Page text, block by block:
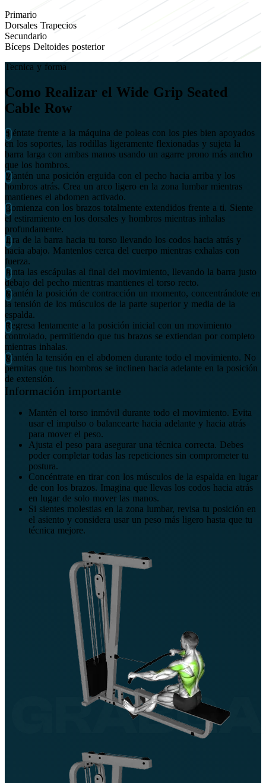
Primario
Dorsales Trapecios
Secundario
Bíceps Deltoides posterior
Tecnica y forma
Como Realizar el Wide Grip Seated
Cable Row
Siéntate frente a la máquina de poleas con los pies bien apoyados
en los soportes, las rodillas ligeramente flexionadas y sujeta la
barra larga con ambas manos usando un agarre prono más ancho
que los hombros.
Mantén una posición erguida con el pecho hacia arriba y los
hombros atrás. Crea un arco ligero en la zona lumbar mientras
mantienes el abdomen activado.
Comienza con los brazos totalmente extendidos frente a ti. Siente
el estiramiento en los dorsales y hombros mientras inhalas
profundamente.
Tira de la barra hacia tu torso llevando los codos hacia atrás y
hacia abajo. Mantenlos cerca del cuerpo mientras exhalas con
fuerza.
Junta las escápulas al final del movimiento, llevando la barra justo
debajo del pecho mientras mantienes el torso recto.
Mantén la posición de contracción un momento, concentrándote en
la tensión de los músculos de la parte superior y media de la
espalda.
Regresa lentamente a la posición inicial con un movimiento
controlado, permitiendo que tus brazos se extiendan por completo
mientras inhalas.
Mantén la tensión en el abdomen durante todo el movimiento. No
permitas que tus hombros se inclinen hacia adelante en la posición
de extensión.
Información importante
Mantén el torso inmóvil durante todo el movimiento. Evita
usar el impulso o balancearte hacia adelante y hacia atrás
para mover el peso.
Ajusta el peso para asegurar una técnica correcta. Debes
poder completar todas las repeticiones sin comprometer tu
postura.
Concéntrate en tirar con los músculos de la espalda en lugar
de con los brazos. Imagina que llevas los codos hacia atrás
en lugar de solo mover las manos.
Si sientes molestias en la zona lumbar, revisa tu posición en
el asiento y considera usar un peso más ligero hasta que tu
técnica mejore.